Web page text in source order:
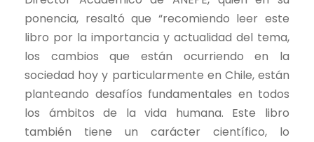
ponencia, resaltó que “recomiendo leer este
libro por la importancia y actualidad del tema,
los cambios que están ocurriendo en la
sociedad hoy y particularmente en Chile, están
planteando desafíos fundamentales en todos
los ámbitos de la vida humana. Este libro
también tiene un carácter científico, lo